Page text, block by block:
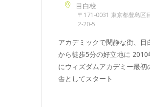
目白校
〒171-0031 東京都豊島区
2-20-5
アカデミックで閑静な街、目
から徒歩5分の好立地に 2010
にウィズダムアカデミー最初
舎としてスタート